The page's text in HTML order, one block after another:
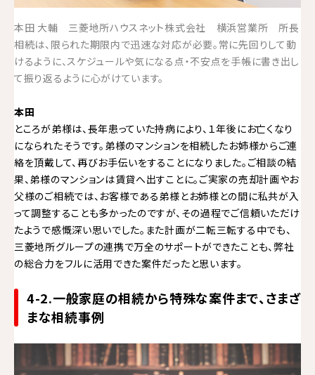
本田 大輔 三菱地所ハウスネット株式会社 横浜営業所 所長
相続は、限られた期限内で迅速な対応が必要。常に先回りして動
けるように、スケジュールや気になる点・不安点を手帳に書き出し
て振り返るように心がけています。
本田
ところが弟様は、長年患っていた持病により、１年後にお亡くなり
になられたそうです。弟様のマンションを相続したお姉様からご連
絡を頂戴して、再びお手伝いをすることになりました。ご相談の結
果、弟様のマンションは賃貸へ出すことに。ご実家の売却計画やお
父様のご相続では、お客様である弟様とお姉様との間に私共が入
って調整することも多かったのですが、その過程でご信頼いただけ
たようで感慨深い思いでした。また計画が二転三転する中でも、
三菱地所グループの連携で万全のサポートができたことも、弊社
の総合力をフルに活用できた案件だったと思います。
4-2.一般家庭の相続から特殊な案件まで、さまざ
まな相続事例